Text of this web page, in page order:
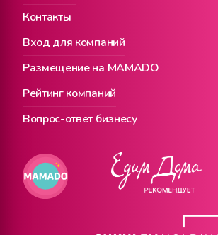
Вход для компаний
Размещение на MAMADO
Рейтинг компаний
Контакты
Вопрос-ответ бизнесу